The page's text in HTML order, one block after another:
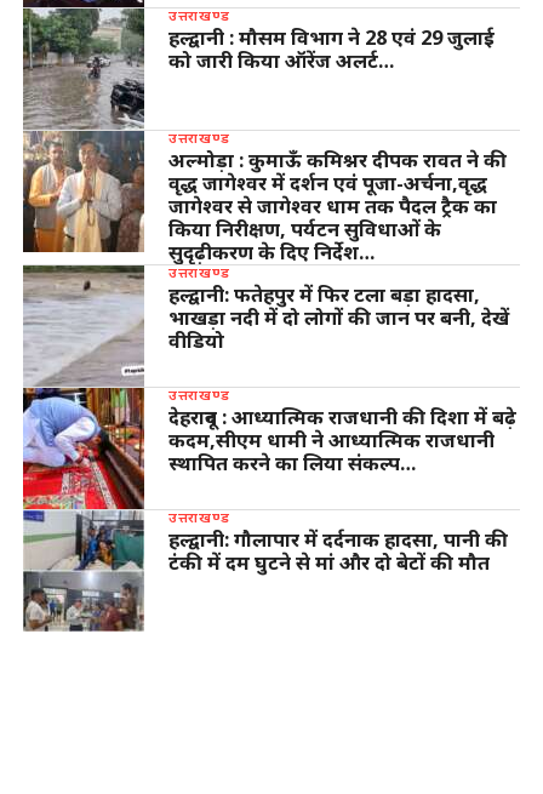
उत्तराखण्ड
हल्द्वानी : मौसम विभाग ने 28 एवं 29 जुलाई
को जारी किया ऑरेंज अलर्ट…
उत्तराखण्ड
अल्मोड़ा : कुमाऊँ कमिश्नर दीपक रावत ने की
वृद्ध जागेश्वर में दर्शन एवं पूजा-अर्चना,वृद्ध
जागेश्वर से जागेश्वर धाम तक पैदल ट्रैक का
किया निरीक्षण, पर्यटन सुविधाओं के
सुदृढ़ीकरण के दिए निर्देश…
उत्तराखण्ड
हल्द्वानी: फतेहपुर में फिर टला बड़ा हादसा,
भाखड़ा नदी में दो लोगों की जान पर बनी, देखें
वीडियो
उत्तराखण्ड
देहरादून : आध्यात्मिक राजधानी की दिशा में बढ़े
कदम,सीएम धामी ने आध्यात्मिक राजधानी
स्थापित करने का लिया संकल्प…
उत्तराखण्ड
हल्द्वानी: गौलापार में दर्दनाक हादसा, पानी की
टंकी में दम घुटने से मां और दो बेटों की मौत